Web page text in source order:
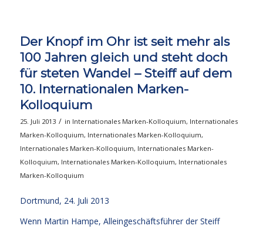
Der Knopf im Ohr ist seit mehr als
100 Jahren gleich und steht doch
für steten Wandel – Steiff auf dem
10. Internationalen Marken-
Kolloquium
25. Juli 2013 / in Internationales Marken-Kolloquium, Internationales
Marken-Kolloquium, Internationales Marken-Kolloquium,
Internationales Marken-Kolloquium, Internationales Marken-
Kolloquium, Internationales Marken-Kolloquium, Internationales
Marken-Kolloquium
Dortmund, 24. Juli 2013
Wenn Martin Hampe, Alleingeschäftsführer der Steiff